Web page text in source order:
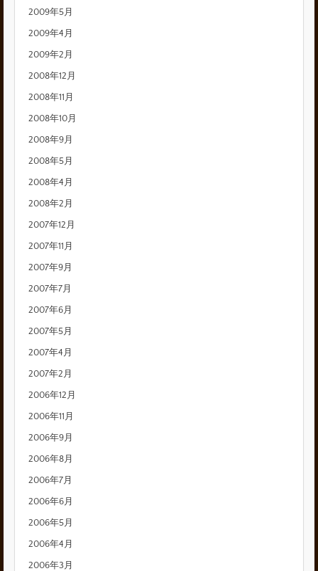
2009年5月
2009年4月
2009年2月
2008年12月
2008年11月
2008年10月
2008年9月
2008年5月
2008年4月
2008年2月
2007年12月
2007年11月
2007年9月
2007年7月
2007年6月
2007年5月
2007年4月
2007年2月
2006年12月
2006年11月
2006年9月
2006年8月
2006年7月
2006年6月
2006年5月
2006年4月
2006年3月